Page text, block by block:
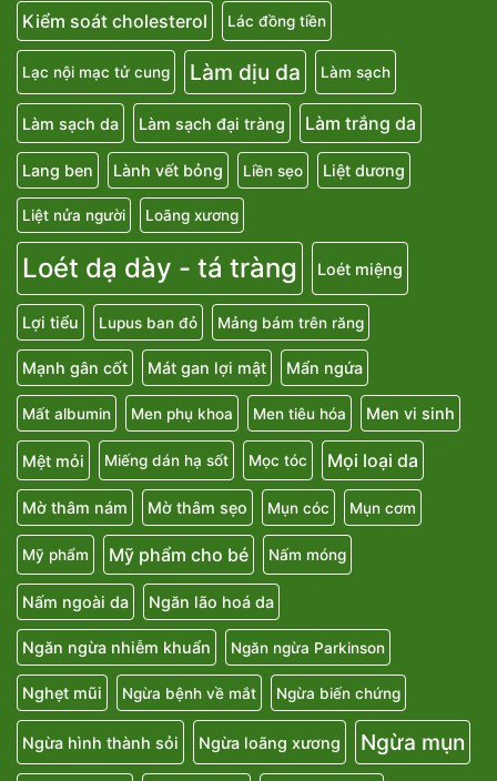
Kiểm soát cholesterol Lác đồng tiền
Lạc nội mạc tử cung Làm dịu da Làm sạch
Làm sạch da Làm sạch đại tràng Làm trắng da
Lang ben Lành vết bỏng Liền sẹo Liệt dương
Liệt nửa người Loãng xương
Loét dạ dày - tá tràng Loét miệng
Lợi tiểu Lupus ban đỏ Mảng bám trên răng
Mạnh gân cốt Mát gan lợi mật Mẩn ngứa
Mất albumin Men phụ khoa Men tiêu hóa Men vi sinh
Mệt mỏi Miếng dán hạ sốt Mọc tóc Mọi loại da
Mờ thâm nám Mờ thâm sẹo Mụn cóc Mụn cơm
Mỹ phẩm Mỹ phẩm cho bé Nấm móng
Nấm ngoài da Ngăn lão hoá da
Ngăn ngừa nhiễm khuẩn Ngăn ngừa Parkinson
Nghẹt mũi Ngừa bệnh về mắt Ngừa biến chứng
Ngừa hình thành sỏi Ngừa loãng xương Ngừa mụn